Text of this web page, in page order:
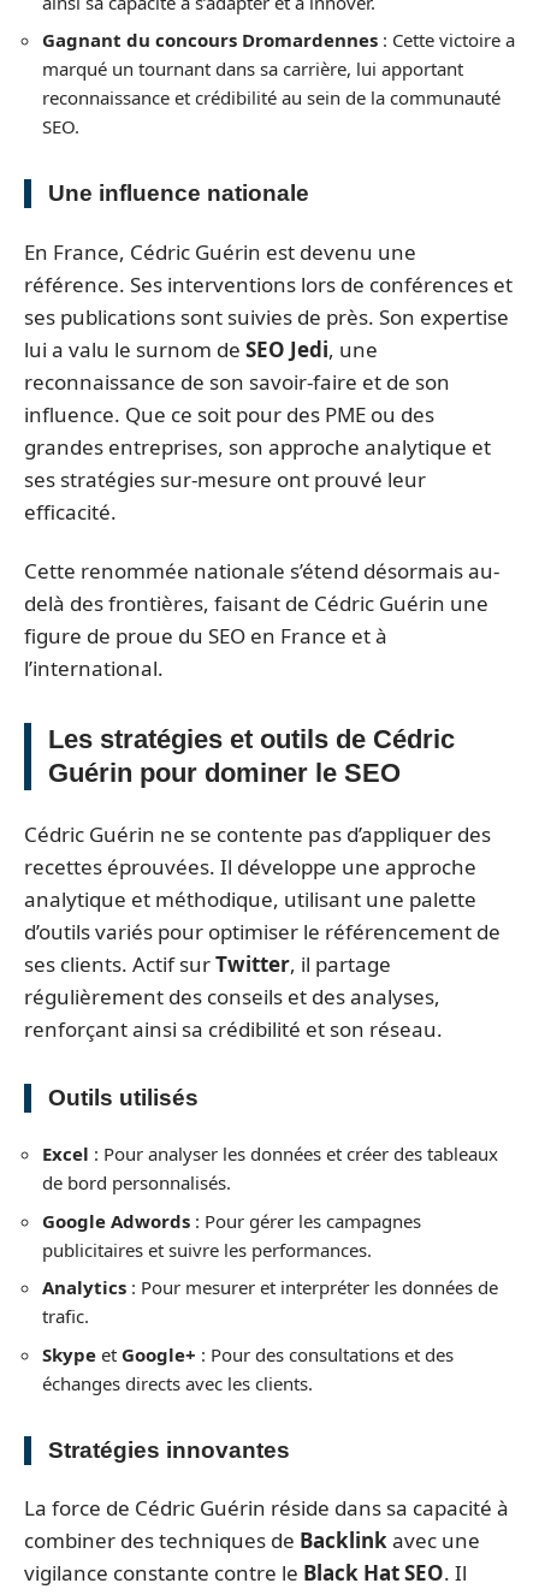
Gagnant du concours Dromardennes : Cette victoire a
marqué un tournant dans sa carrière, lui apportant
reconnaissance et crédibilité au sein de la communauté
SEO.
Une influence nationale
En France, Cédric Guérin est devenu une
référence. Ses interventions lors de conférences et
ses publications sont suivies de près. Son expertise
lui a valu le surnom de SEO Jedi, une
reconnaissance de son savoir-faire et de son
influence. Que ce soit pour des PME ou des
grandes entreprises, son approche analytique et
ses stratégies sur-mesure ont prouvé leur
efficacité.
Cette renommée nationale s’étend désormais au-
delà des frontières, faisant de Cédric Guérin une
figure de proue du SEO en France et à
l’international.
Les stratégies et outils de Cédric
Guérin pour dominer le SEO
Cédric Guérin ne se contente pas d’appliquer des
recettes éprouvées. Il développe une approche
analytique et méthodique, utilisant une palette
d’outils variés pour optimiser le référencement de
ses clients. Actif surTwitter, il partage
régulièrement des conseils et des analyses,
renforçant ainsi sa crédibilité et son réseau.
Outils utilisés
Excel : Pour analyser les données et créer des tableaux
de bord personnalisés.
Google Adwords : Pour gérer les campagnes
publicitaires et suivre les performances.
Analytics : Pour mesurer et interpréter les données de
trafic.
Skype et Google+ : Pour des consultations et des
échanges directs avec les clients.
Stratégies innovantes
La force de Cédric Guérin réside dans sa capacité à
combiner des techniques de Backlinkavec une
vigilance constante contre le Black Hat SEO. Il